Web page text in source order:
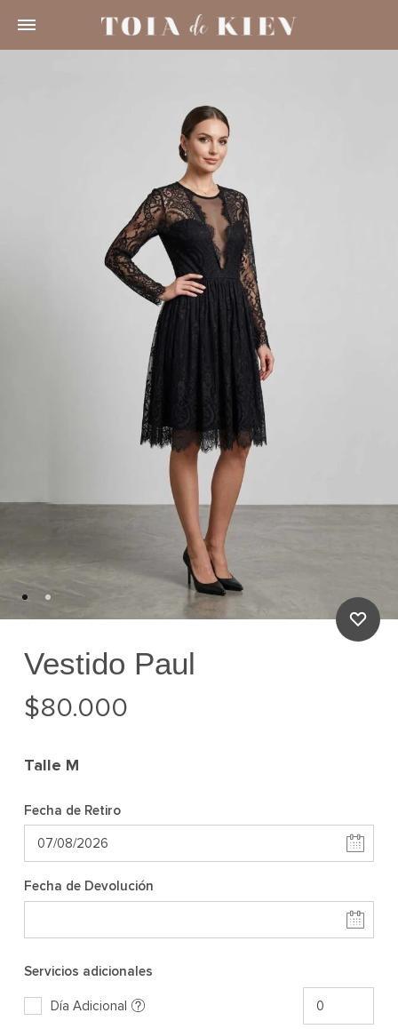
Vestido Paul
$80.000
Talle M
Fecha de Retiro
Fecha de Devolución
Servicios adicionales
Día Adicional